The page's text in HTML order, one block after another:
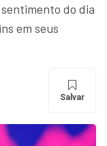
do dia
em seus
Salvar